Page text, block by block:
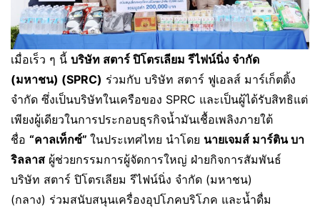
เมื่อเร็ว ๆ นี้ บริษัท สตาร์ ปิโตรเลียม รีไฟน์นิ่ง จำกัด
(มหาชน) (SPRC) ร่วมกับ บริษัท สตาร์ ฟูเอลส์ มาร์เก็ตติ้ง
จำกัด ซึ่งเป็นบริษัทในเครือของ SPRC และเป็นผู้ได้รับสิทธิแต่
เพียงผู้เดียวในการประกอบธุรกิจน้ำมันเชื้อเพลิงภายใต้
ชื่อ “คาลเท็กซ์” ในประเทศไทย นำโดย นายเจมส์ มาร์ติน บา
ริลลาส ผู้ช่วยกรรมการผู้จัดการใหญ่ ฝ่ายกิจการสัมพันธ์
บริษัท สตาร์ ปิโตรเลียม รีไฟน์นิ่ง จำกัด (มหาชน)
(กลาง) ร่วมสนับสนุนเครื่องอุปโภคบริโภค และน้ำดื่ม